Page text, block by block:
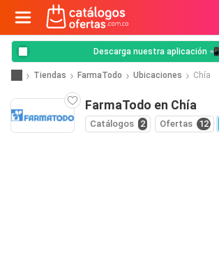
Descarga nuestra aplicación 📲
Tiendas FarmaTodo Ubicaciones Chía
FarmaTodo en Chía
Catálogos 2 Ofertas 12